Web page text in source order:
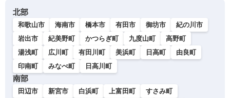
北部
和歌山市 海南市 橋本市 有田市 御坊市
紀の川市
岩出市
紀美野町 かつらぎ町 九度山町
高野町
湯浅町
広川町 有田川町 美浜町 日高町
由良町
印南町
みなべ町 日高川町
南部
田辺市 新宮市 白浜町 上富田町
すさみ町